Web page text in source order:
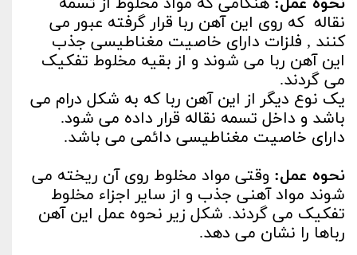
نقاله که روی این آهن ربا قرار گرفته عبور می
کنند , فلزات دارای خاصیت مغناطیسی جذب
این آهن ربا می شوند و از بقیه مخلوط تفکیک
می گردند.
یک نوع دیگر از این آهن ربا که به شکل درام می
باشد و داخل تسمه نقاله قرار داده می شود.
دارای خاصیت مغناطیسی دائمی می باشد.
نحوه عمل: وقتی مواد مخلوط روی آن ریخته می
شوند مواد آهنی جذب و از سایر اجزاء مخلوط
تفکیک می گردند. شکل زیر نحوه عمل این آهن
رباها را نشان می دهد.